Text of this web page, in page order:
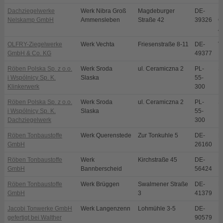
Dachziegelwerke
Nelskamp GmbH
Werk Nibra Groß
Ammensleben
Magdeburger
Straße 42
DE-
39326
OLFRY-Ziegelwerke
GmbH & Co. KG
Werk Vechta Friesenstraße 8-11
DE-
49377
Röben Polska Sp. z o.o.
i Wspólnicy Sp. K.
Klinkerwerk
Werk Sroda
Slaska
ul. Ceramiczna 2
PL-
55-
300
Röben Polska Sp. z o.o.
i Wspólnicy Sp. K.
Dachziegelwerk
Werk Sroda
Slaska
ul. Ceramiczna 2
PL-
55-
300
Röben Tonbaustoffe
GmbH
Werk Querenstede Zur Tonkuhle 5
DE-
26160
Röben Tonbaustoffe
GmbH
Werk
Bannberscheid
Kirchstraße 45
DE-
56424
Röben Tonbaustoffe
GmbH
Werk Brüggen
Swalmener Straße
3
DE-
41379
Jacobi Tonwerke GmbH
gefertigt bei Walther
Werk Langenzenn Lohmühle 3-5
DE-
90579